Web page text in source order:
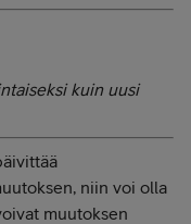
kuin uusi
niin voi olla
muutoksen